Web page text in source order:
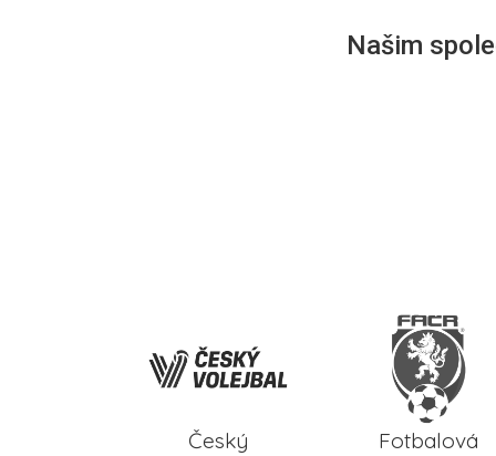
Našim
Český
Fotbalová